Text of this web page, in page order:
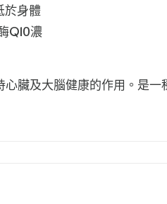
於身體
Q10濃
臟及大腦健康的作用。是